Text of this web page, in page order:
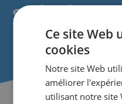
solutions
Ce site Web
cookies
Notre site Web
améliorer
utilisant notre site